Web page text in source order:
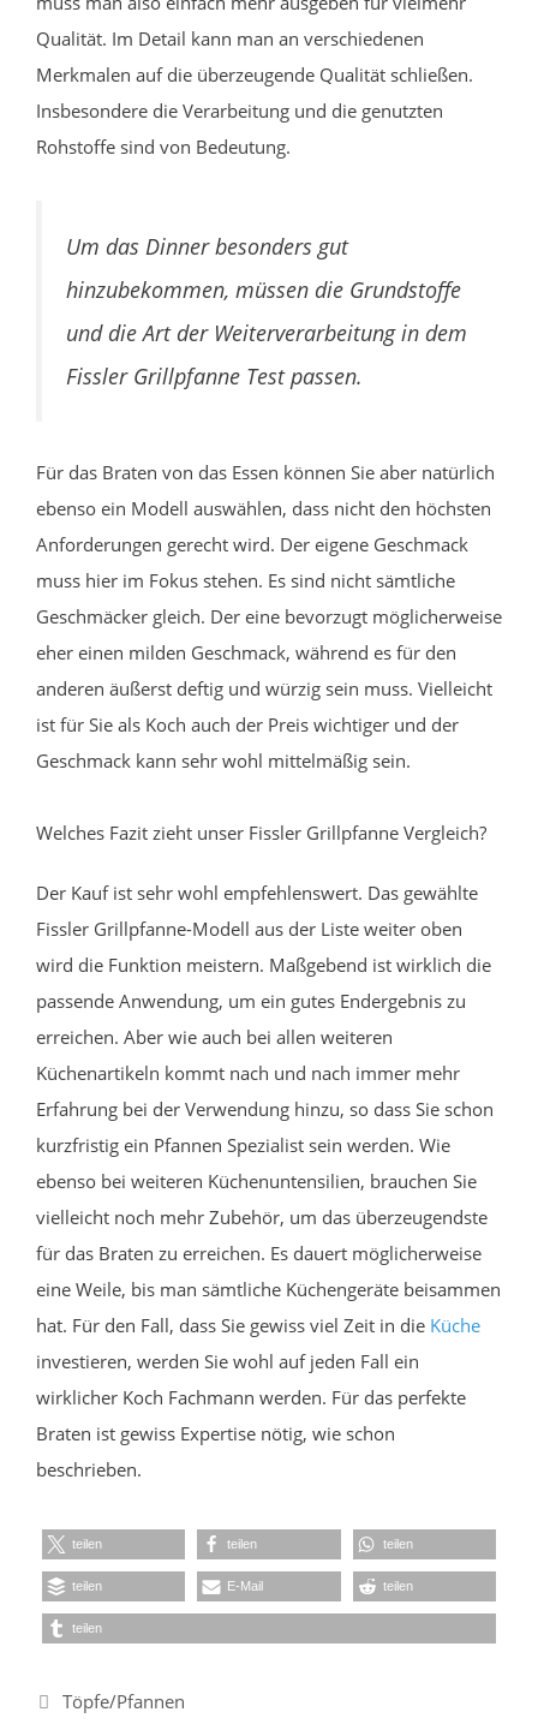
Qualität. Im Detail kann man an verschiedenen
Merkmalen auf die überzeugende Qualität schließen.
Insbesondere die Verarbeitung und die genutzten
Rohstoffe sind von Bedeutung.
Um das Dinner besonders gut
hinzubekommen, müssen die Grundstoffe
und die Art der Weiterverarbeitung in dem
Fissler Grillpfanne Test passen.
Für das Braten von das Essen können Sie aber natürlich
ebenso ein Modell auswählen, dass nicht den höchsten
Anforderungen gerecht wird. Der eigene Geschmack
muss hier im Fokus stehen. Es sind nicht sämtliche
Geschmäcker gleich. Der eine bevorzugt möglicherweise
eher einen milden Geschmack, während es für den
anderen äußerst deftig und würzig sein muss. Vielleicht
ist für Sie als Koch auch der Preis wichtiger und der
Geschmack kann sehr wohl mittelmäßig sein.
Welches Fazit zieht unser Fissler Grillpfanne Vergleich?
Der Kauf ist sehr wohl empfehlenswert. Das gewählte
Fissler Grillpfanne-Modell aus der Liste weiter oben
wird die Funktion meistern. Maßgebend ist wirklich die
passende Anwendung, um ein gutes Endergebnis zu
erreichen. Aber wie auch bei allen weiteren
Küchenartikeln kommt nach und nach immer mehr
Erfahrung bei der Verwendung hinzu, so dass Sie schon
kurzfristig ein Pfannen Spezialist sein werden. Wie
ebenso bei weiteren Küchenuntensilien, brauchen Sie
vielleicht noch mehr Zubehör, um das überzeugendste
für das Braten zu erreichen. Es dauert möglicherweise
eine Weile, bis man sämtliche Küchengeräte beisammen
hat. Für den Fall, dass Sie gewiss viel Zeit in die Küche
investieren, werden Sie wohl auf jeden Fall ein
wirklicher Koch Fachmann werden. Für das perfekte
Braten ist gewiss Expertise nötig, wie schon
beschrieben.
teilen teilen teilen
teilen E-Mail teilen
teilen
Kategorien
Töpfe/Pfannen